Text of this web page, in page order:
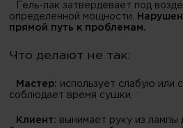
Гель-лак затвердевает под
определенной мощности.
прямой путь к проблемам.
Что делают не так:
Мастер: использует слабую или
соблюдает время сушки.
Клиент: вынимает руку из лампы